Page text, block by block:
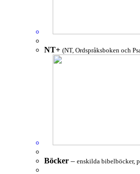
NT+ (NT, Ordspråksboken och
Böcker – enskilda bibelböcker,